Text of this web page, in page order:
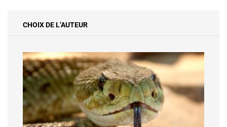
CHOIX DE L’AUTEUR